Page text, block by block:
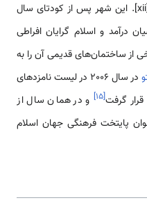
عمیق سازمان یونسکو را در پی داشت[xii]. این شهر پس از کودتای سال
درآمد و اسلام گرایان افراطی
از ساختمان‌های قدیمی آن را به
در سال 2006 در لیست نامزدهای
گرفت[۱۵] و در همان سال از
پایتخت فرهنگی جهان اسلام